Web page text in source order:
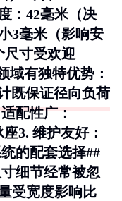
：42毫米（决
3毫米（影响安
尺寸受欢迎
域有独特优势：
既保证径向负荷
适配性广：
3. 维护友好：
的配套选择##
细节经常被忽
受宽度影响比